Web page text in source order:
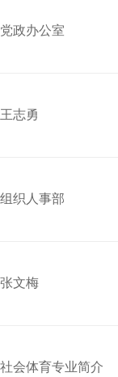
党政办公室
王志勇
组织人事部
张文梅
社会体育专业简介